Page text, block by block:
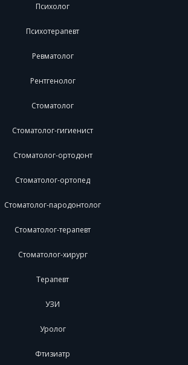
Психолог
Психотерапевт
Ревматолог
Рентгенолог
Стоматолог
Стоматолог-гигиенист
Стоматолог-ортодонт
Стоматолог-ортопед
Стоматолог-пародонтолог
Стоматолог-терапевт
Стоматолог-хирург
Терапевт
УЗИ
Уролог
Фтизиатр